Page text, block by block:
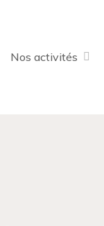
Nos activités